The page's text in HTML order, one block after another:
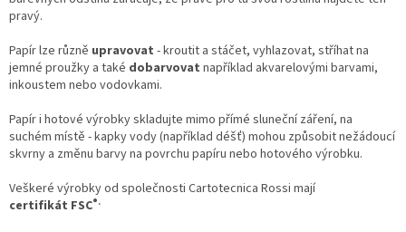
pravý.
Papír lze různě upravovat - kroutit a stáčet, vyhlazovat, stříhat na
jemné proužky a také dobarvovat například akvarelovými barvami,
inkoustem nebo vodovkami.
Papír i hotové výrobky skladujte mimo přímé sluneční záření, na
suchém místě - kapky vody (například déšť) mohou způsobit nežádoucí
skvrny a změnu barvy na povrchu papíru nebo hotového výrobku.
Veškeré výrobky od společnosti Cartotecnica Rossi mají
certifikát FSC®.